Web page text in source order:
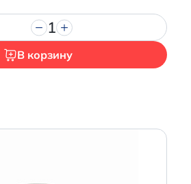
1
В корзину